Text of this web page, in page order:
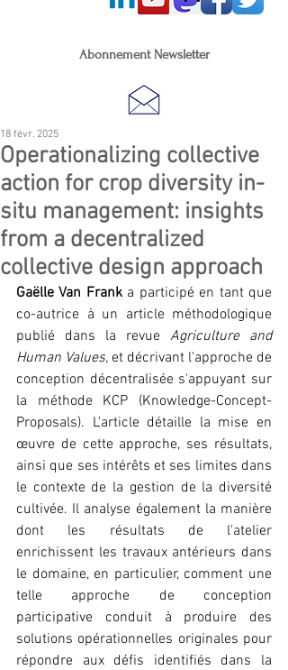
Abonnement Newsletter
Operationalizing collective
action for crop diversity in-
situ management: insights
from a decentralized
collective design approach
18 févr. 2025
Gaëlle Van Frank a participé en tant que
co-autrice à un article méthodologique
publié dans la revue Agriculture and
Human Values, et décrivant l'approche de
conception décentralisée s'appuyant sur
la méthode KCP (Knowledge-Concept-
Proposals). L'article détaille la mise en
œuvre de cette approche, ses résultats,
ainsi que ses intérêts et ses limites dans
le contexte de la gestion de la diversité
cultivée. Il analyse également la manière
dont les résultats de l'atelier
enrichissent les travaux antérieurs dans
le domaine, en particulier, comment une
telle approche de conception
participative conduit à produire des
solutions opérationnelles originales pour
répondre aux défis identifiés dans la